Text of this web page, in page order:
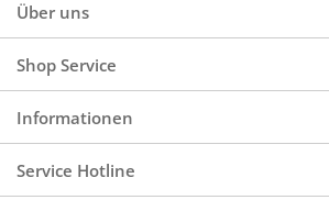
Über uns
Shop Service
Informationen
Service Hotline